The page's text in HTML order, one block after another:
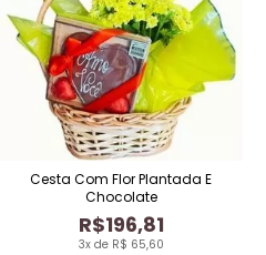
3x de R$ 65,60
R$196,81
Cesta Com Flor Plantada E
Chocolate